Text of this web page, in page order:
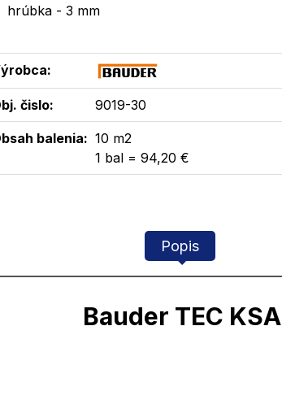
hrúbka - 3 mm
čislo: 9019-30
balenia: 10 m2
1 bal = 94,20 €
Popis
Bauder TEC KSA